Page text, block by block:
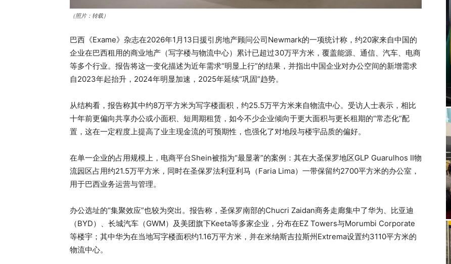
（照片：转载）
巴西《Exame》杂志在2026年1月13日援引房地产顾问公司Newmark的一项统计称，约20家来自中国的
企业在巴西租用的商业地产（写字楼与物流中心）累计已超过30万平方米，覆盖能源、通信、汽车、电商
等多个行业。报告将这一变化描述为近年需求“明显上行”的结果，并指出中国企业对办公空间的新增需求
自2023年起抬升，2024年明显加速，2025年延续“巩固”趋势。
从结构看，报告称其中约8万平方米为写字楼面积，约25.5万平方米来自物流中心。受访人士表示，相比
十年前更偏向共享办公或小面积、短周期租赁，如今不少企业倾向于更大面积与更长租期的“常态化”配
置，这在一定程度上提高了业主现金流的可预期性，也强化了对地段与楼宇品质的偏好。
在单一企业的占用规模上，电商平台Shein被指为“最显著”的案例：其在大圣保罗地区GLP Guarulhos II物
流园区占用约21.5万平方米，同时在圣保罗法利亚利马（Faria Lima）一带保留约2700平方米的办公室，
用于巴西业务运营与管理。
办公选址的“集聚效应”也较为突出。报告称，圣保罗南部的Chucri Zaidan商务走廊集中了华为、比亚迪
（BYD）、长城汽车（GWM）及美团旗下Keeta等多家企业，分布在EZ Towers与Morumbi Corporate
等楼宇；其中华为在当地写字楼面积约1.16万平方米，并在米纳斯吉拉斯州Extrema设置约3110平方米的
物流中心。